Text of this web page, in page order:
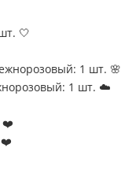
🤍
1 шт. 🌸
1 шт. ☁️
❤️
❤️